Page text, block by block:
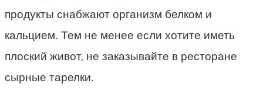
продукты снабжают организм белком и
кальцием. Тем не менее если хотите иметь
плоский живот, не заказывайте в ресторане
сырные тарелки.